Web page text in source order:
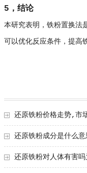
5，结论
本研究表明，铁粉置换法
可以优化反应条件，提高
还原铁粉价格走势,市
还原铁粉成分是什么
还原铁粉对人体有害